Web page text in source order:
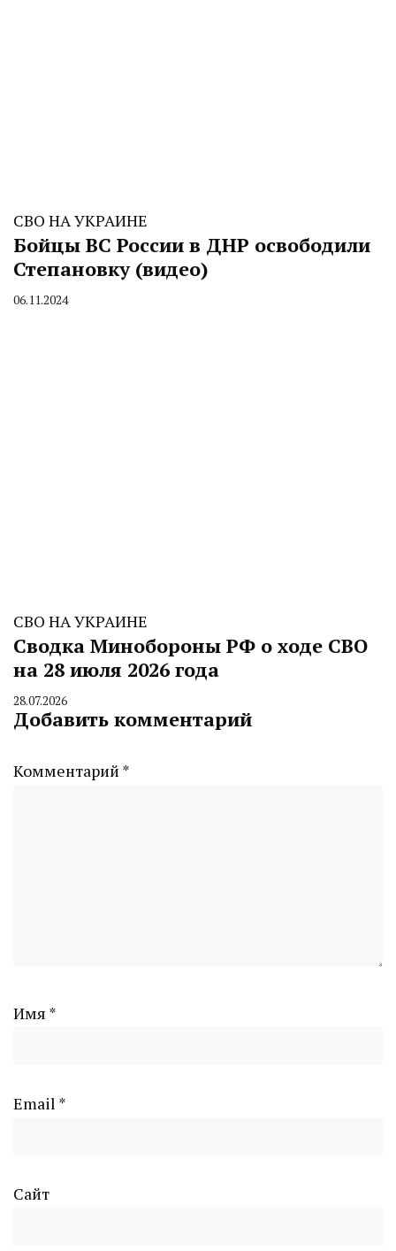
СВО НА УКРАИНЕ
Бойцы ВС России в ДНР освободили
Степановку (видео)
By
06.11.2024
СВО НА УКРАИНЕ
Сводка Минобороны РФ о ходе СВО
на 28 июля 2026 года
By
CHELINDUSTRY
28.07.2026
Добавить комментарий
Комментарий *
Имя *
Email *
Сайт